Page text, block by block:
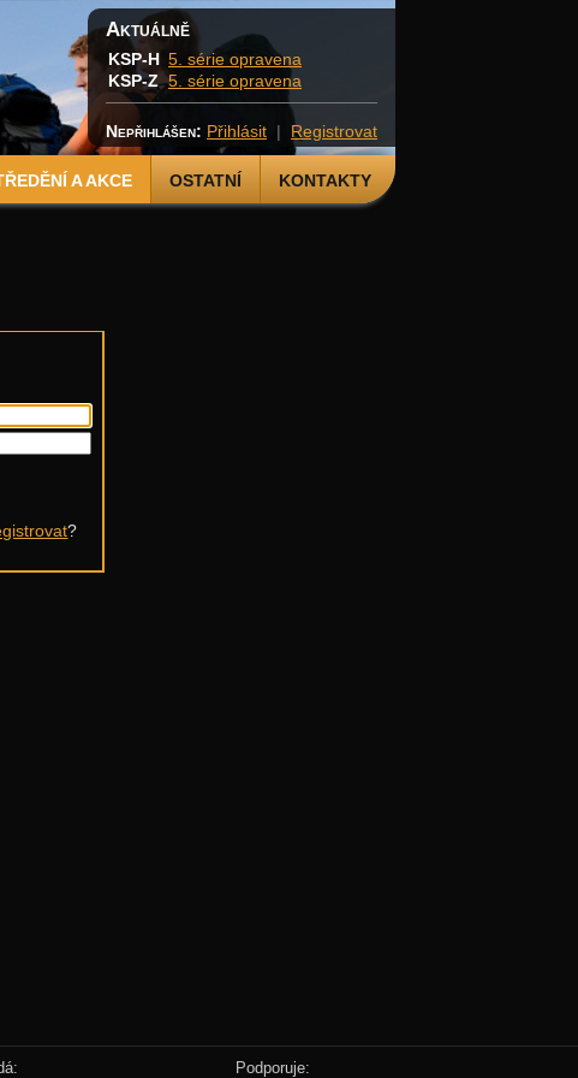
A AKCE OSTATNÍ KONTAKTY
Aktuálně
KSP-H 5. série opravena
KSP-Z 5. série opravena
Nepřihlášen: Přihlásit | Registrovat
?
Podporuje: